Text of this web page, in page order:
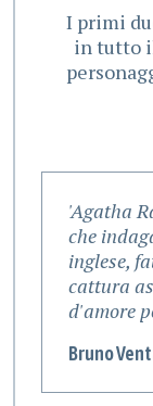
I primi
in tutto
'Agatha
che
inglese,
cattura
d'amore
Bruno